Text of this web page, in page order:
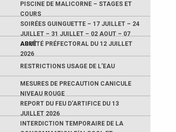
PISCINE DE MALICORNE – STAGES ET
COURS
SOIRÉES GUINGUETTE – 17 JUILLET – 24
JUILLET – 31 JUILLET – 02 AOUT – 07
AOUT
ARRÊTÉ PRÉFECTORAL DU 12 JUILLET
2026
RESTRICTIONS USAGE DE L’EAU
MESURES DE PRECAUTION CANICULE
NIVEAU ROUGE
REPORT DU FEU D’ARTIFICE DU 13
JUILLET 2026
INTERDICTION TEMPORAIRE DE LA